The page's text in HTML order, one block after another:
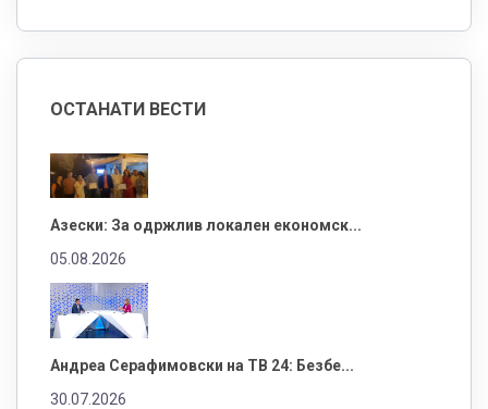
ОСТАНАТИ ВЕСТИ
Азески: За одржлив локален економск...
05.08.2026
Андреа Серафимовски на ТВ 24: Безбе...
30.07.2026